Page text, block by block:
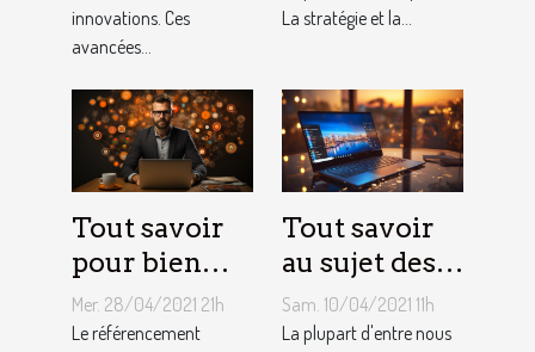
innovations. Ces
avancées...
La stratégie et la...
Tout savoir
pour bien
choisir un
consultant
Mer. 28/04/2021 21h
Le référencement
Tout savoir
au sujet des
licences
Windows !
Sam. 10/04/2021 11h
La plupart d'entre nous